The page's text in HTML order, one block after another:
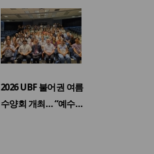
2026 UBF 불어권 여름
수양회 개최… “예수…